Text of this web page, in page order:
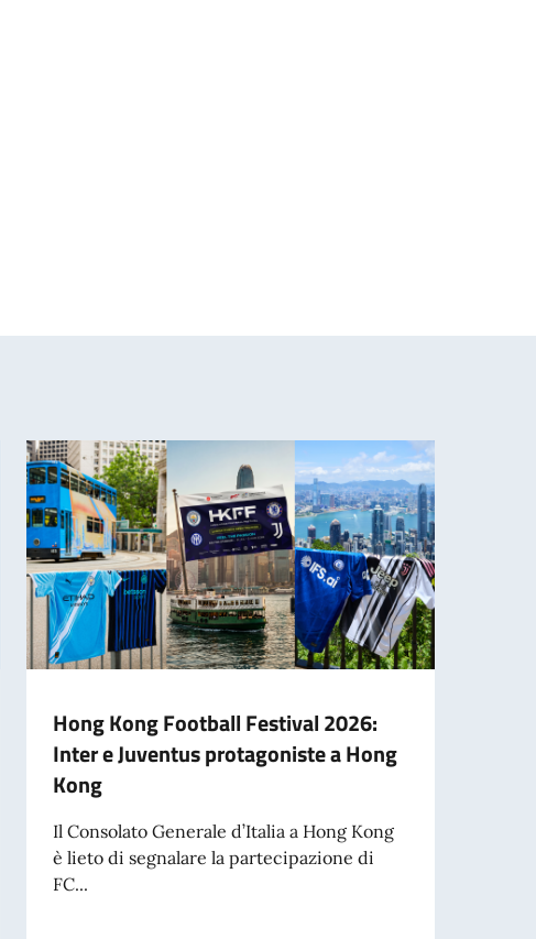
Hong Kong Football Festival 2026:
Inter e Juventus protagoniste a Hong
Kong
Il Consolato Generale d’Italia a Hong Kong
è lieto di segnalare la partecipazione di
FC...